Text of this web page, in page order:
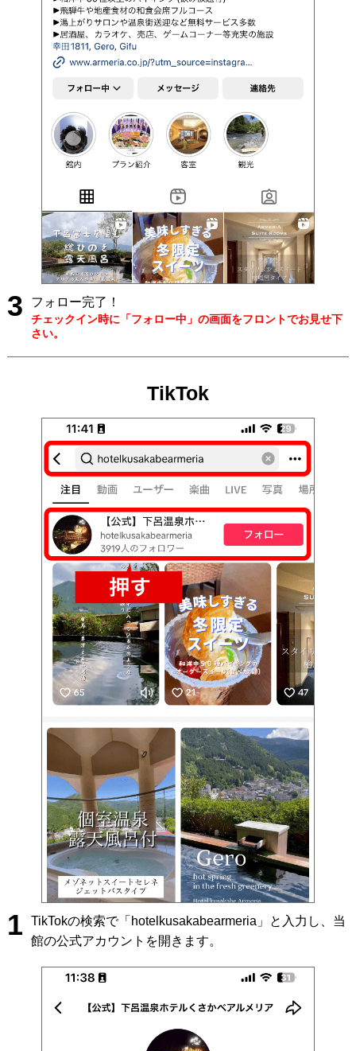
3 フォロー完了！
チェックイン時に「フォロー中」の画面をフロントでお見せ下
さい。
TikTok
1
TikTokの検索で「hotelkusakabearmeria」と入力し、当
館の公式アカウントを開きます。